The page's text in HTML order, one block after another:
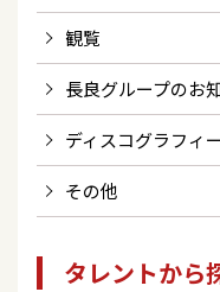
観覧
長良グループのお
ディスコグラフィー
その他
タレントから